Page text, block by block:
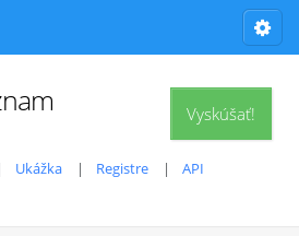
Vyskúšať!
Ukážka Registre
API